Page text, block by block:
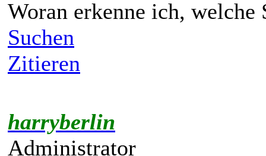
Bewertung:0
Wohnort: Saarland
#3
Woran erkenne ich, welche
Suchen